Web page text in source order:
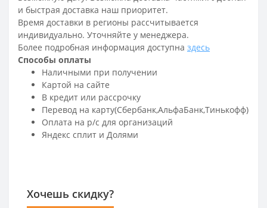
и быстрая доставка наш приоритет.
Время доставки в регионы рассчитывается
индивидуально. Уточняйте у менеджера.
Более подробная информация доступна здесь
Способы оплаты
Наличными при получении
Картой на сайте
В кредит или рассрочку
Перевод на карту(Сбербанк,АльфаБанк,Тинькофф)
Оплата на р/c для организаций
Яндекс сплит и Долями
Хочешь скидку?